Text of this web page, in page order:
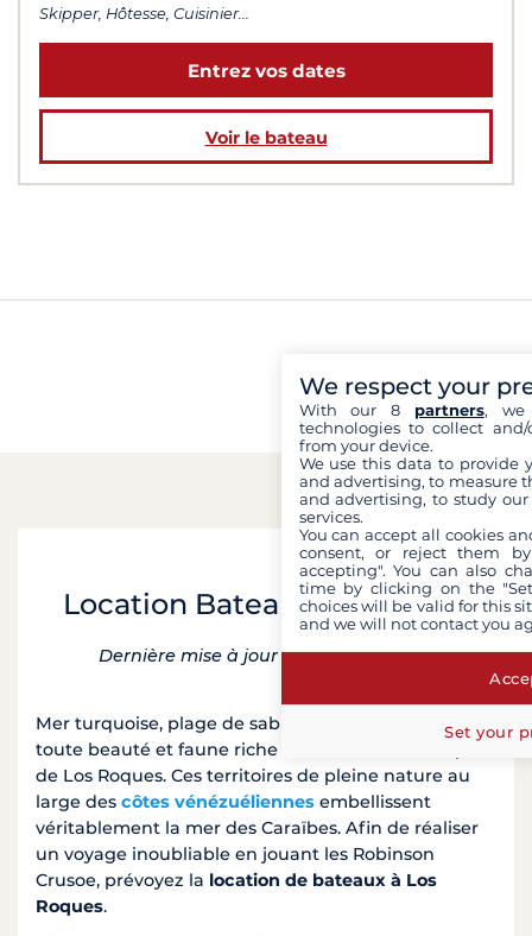
Skipper, Hôtesse, Cuisinier...
Entrez vos dates
Voir le bateau
Location Bateau Los Roques
Dernière mise à jour le 28 janvier 2025
Mer turquoise, plage de sable blanc, îles et îlots de
toute beauté et faune riche caractérisent l’archipel
de Los Roques. Ces territoires de pleine nature au
large des côtes vénézuéliennes embellissent
véritablement la mer des Caraïbes. Afin de réaliser
un voyage inoubliable en jouant les Robinson
Crusoe, prévoyez la location de bateaux à Los
Roques.
We respect your
With our 8 partners, we
technologies to collect
from your device.
We use this data to provide
and advertising, to measure
and advertising, to study
services.
You can accept all cookies
consent, or reject them
accepting". You can also
time by clicking on the
choices will be valid for this
and we will not contact you
Set your